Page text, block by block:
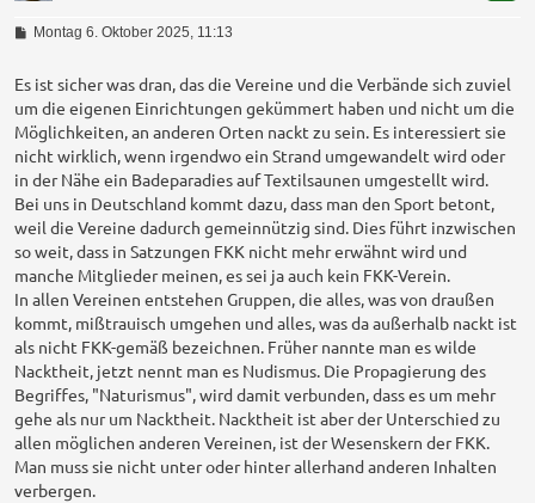
B
t
a
g
Montag 6. Oktober 2025, 11:13
Es ist sicher was dran, das die Vereine und die Verbände sich zuviel
um die eigenen Einrichtungen gekümmert haben und nicht um die
Möglichkeiten, an anderen Orten nackt zu sein. Es interessiert sie
nicht wirklich, wenn irgendwo ein Strand umgewandelt wird oder
in der Nähe ein Badeparadies auf Textilsaunen umgestellt wird.
Bei uns in Deutschland kommt dazu, dass man den Sport betont,
weil die Vereine dadurch gemeinnützig sind. Dies führt inzwischen
so weit, dass in Satzungen FKK nicht mehr erwähnt wird und
manche Mitglieder meinen, es sei ja auch kein FKK-Verein.
In allen Vereinen entstehen Gruppen, die alles, was von draußen
kommt, mißtrauisch umgehen und alles, was da außerhalb nackt ist
als nicht FKK-gemäß bezeichnen. Früher nannte man es wilde
Nacktheit, jetzt nennt man es Nudismus. Die Propagierung des
Begriffes, "Naturismus", wird damit verbunden, dass es um mehr
gehe als nur um Nacktheit. Nacktheit ist aber der Unterschied zu
allen möglichen anderen Vereinen, ist der Wesenskern der FKK.
Man muss sie nicht unter oder hinter allerhand anderen Inhalten
verbergen.